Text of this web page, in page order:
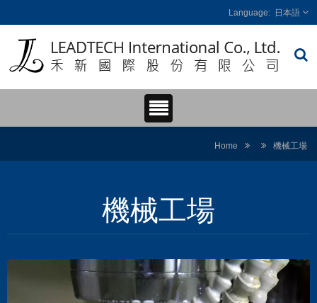
日本語
Home 機械工場
機械工場